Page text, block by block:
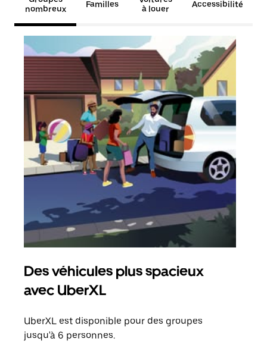
nombreux
Familles
à louer
Accessibilité
Des véhicules plus spacieux
avec UberXL
UberXL est disponible pour des groupes
jusqu'à 6 personnes.